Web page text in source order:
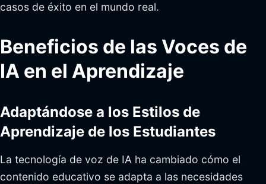
casos de éxito en el mundo real.
Beneficios de las Voces de
IA en el Aprendizaje
Adaptándose a los Estilos de
Aprendizaje de los Estudiantes
La tecnología de voz de IA ha cambiado cómo el
contenido educativo se adapta a las necesidades